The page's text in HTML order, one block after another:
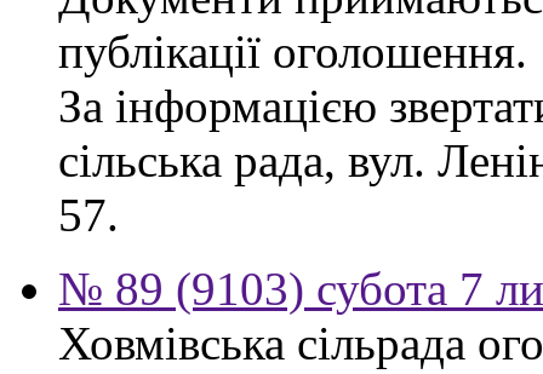
публікації оголошення.
За інформацією
сільська рада, вул.
57.
№ 89 (9103) субота 7
Ховмівська сільрада